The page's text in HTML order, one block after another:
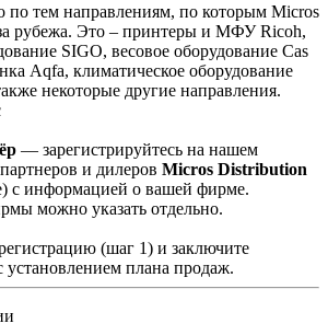
по тем направлениям, по которым Micros
рубежа. Это – принтеры и МФУ Ricoh,
SIGO, весовое оборудование Cas
Aqfa, климатическое оборудование
некоторые другие направления.
— зарегистрируйтесь на нашем
и дилеров Micros Distribution
с информацией о вашей фирме.
можно указать отдельно.
(шаг 1) и заключите
установлением плана продаж.